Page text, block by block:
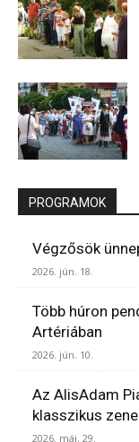
PROGRAMOK
Végzősök
2026. jún. 18.
Több húron
Artériában
2026. jún. 10.
Az AlisAdam
klasszikus
2026. máj. 29.